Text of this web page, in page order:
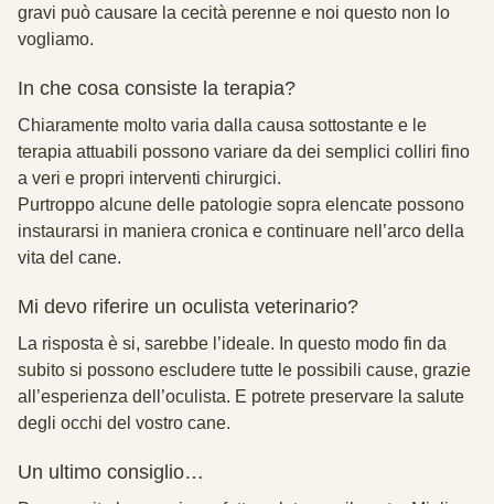
gravi può causare la cecità perenne e noi questo non lo
vogliamo.
In che cosa consiste la terapia?
Chiaramente molto varia dalla causa sottostante e le
terapia attuabili possono variare da dei semplici colliri fino
a veri e propri interventi chirurgici.
Purtroppo alcune delle patologie sopra elencate possono
instaurarsi in maniera cronica e continuare nell’arco della
vita del cane.
Mi devo riferire un oculista veterinario?
La risposta è si, sarebbe l’ideale. In questo modo fin da
subito si possono escludere tutte le possibili cause, grazie
all’esperienza dell’oculista. E potrete preservare la salute
degli occhi del vostro cane.
Un ultimo consiglio…